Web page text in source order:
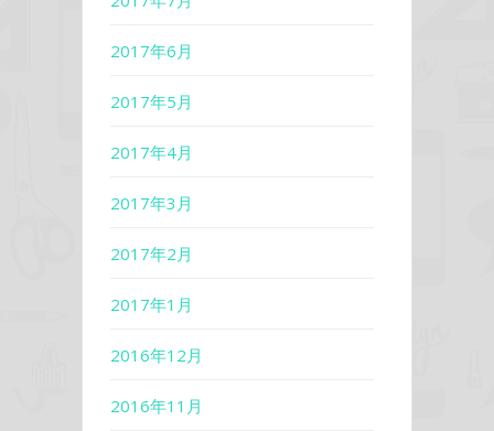
2017年6月
2017年5月
2017年4月
2017年3月
2017年2月
2017年1月
2016年12月
2016年11月